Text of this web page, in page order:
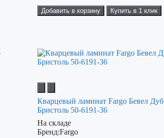
Добавить в корзину Купить в 1 клик
Кварцевый ламинат Fargo Бевел Дуб
Бристоль 50-6191-36
На складе
Бренд:Fargo